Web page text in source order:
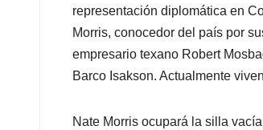
p
p
o
k
I
n
s
representación diplomática en
Morris, conocedor del país por
empresario texano Robert
Barco Isakson. Actualmente
Nate Morris ocupará la silla